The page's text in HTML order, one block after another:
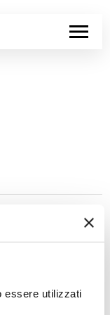
essere utilizzati